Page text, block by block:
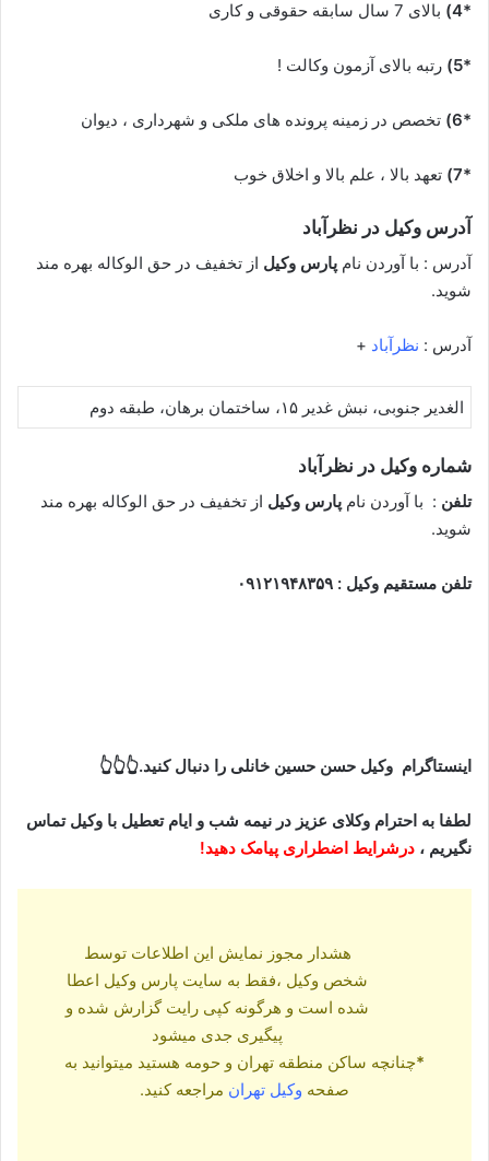
*4) بالای 7 سال سابقه حقوقی و کاری
*5) رتبه بالای آزمون وکالت !
*6) تخصص در زمینه پرونده های ملکی و شهرداری ، دیوان
*7) تعهد بالا ، علم بالا و اخلاق خوب
آدرس وکیل در نظرآباد
آدرس : با آوردن نام پارس وکیل از تخفیف در حق الوکاله بهره مند
شوید.
آدرس : نظرآباد +
الغدیر جنوبی، نبش غدیر ۱۵، ساختمان برهان، طبقه دوم
شماره وکیل در نظرآباد
تلفن : با آوردن نام پارس وکیل از تخفیف در حق الوکاله بهره مند
شوید.
تلفن مستقیم وکیل : ۰۹۱۲۱۹۴۸۳۵۹
اینستاگرام وکیل حسن حسین خانلی را دنبال کنید.👆👆👆
لطفا به احترام وکلای عزیز در نیمه شب و ایام تعطیل با وکیل تماس
نگیریم ، درشرایط اضطراری پیامک دهید!
هشدار مجوز نمایش این اطلاعات توسط
شخص وکیل ،فقط به سایت پارس وکیل اعطا
شده است و هرگونه کپی رایت گزارش شده و
پیگیری جدی میشود
*چنانچه ساکن منطقه تهران و حومه هستید میتوانید به
صفحه وکیل تهران مراجعه کنید.